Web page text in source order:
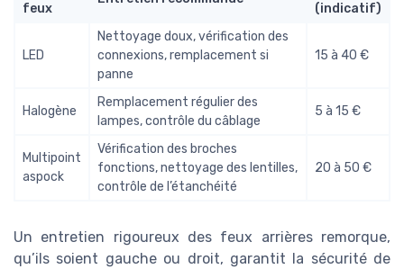
feux
(indicatif)
LED
Nettoyage doux, vérification des
connexions, remplacement si
panne
15 à 40 €
Halogène
Remplacement régulier des
lampes, contrôle du câblage
5 à 15 €
Multipoint
aspock
Vérification des broches
fonctions, nettoyage des lentilles,
contrôle de l’étanchéité
20 à 50 €
Un entretien rigoureux des feux arrières remorque,
qu’ils soient gauche ou droit, garantit la sécurité de